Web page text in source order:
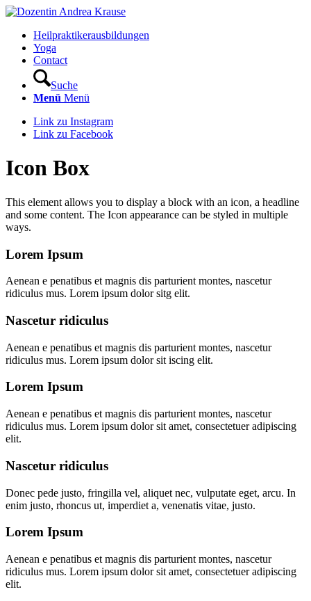
Heilpraktikerausbildungen
Yoga
Contact
Suche
Menü Menü
Link zu Instagram
Link zu Facebook
Icon Box
This element allows you to display a block with an icon, a headline
and some content. The Icon appearance can be styled in multiple
ways.
Lorem Ipsum
Aenean e penatibus et magnis dis parturient montes, nascetur
ridiculus mus. Lorem ipsum dolor sitg elit.
Nascetur ridiculus
Aenean e penatibus et magnis dis parturient montes, nascetur
ridiculus mus. Lorem ipsum dolor sit iscing elit.
Lorem Ipsum
Aenean e penatibus et magnis dis parturient montes, nascetur
ridiculus mus. Lorem ipsum dolor sit amet, consectetuer adipiscing
elit.
Nascetur ridiculus
Donec pede justo, fringilla vel, aliquet nec, vulputate eget, arcu. In
enim justo, rhoncus ut, imperdiet a, venenatis vitae, justo.
Lorem Ipsum
Aenean e penatibus et magnis dis parturient montes, nascetur
ridiculus mus. Lorem ipsum dolor sit amet, consectetuer adipiscing
elit.